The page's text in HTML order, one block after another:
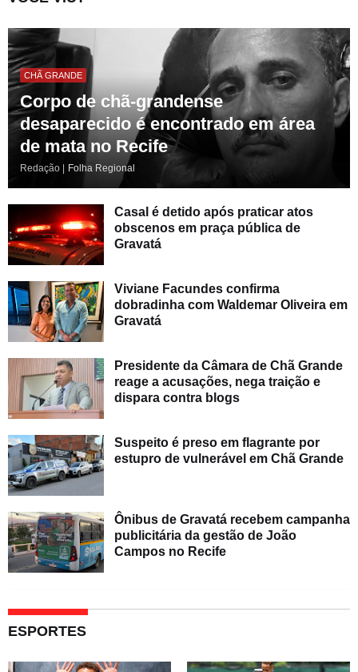
CHÃ GRANDE
Corpo de chã-grandense
desaparecido é encontrado em área
de mata no Recife
Redação | Folha Regional
Casal é detido após praticar atos
obscenos em praça pública de
Gravatá
Viviane Facundes confirma
dobradinha com Waldemar Oliveira em
Gravatá
Presidente da Câmara de Chã Grande
reage a acusações, nega traição e
dispara contra blogs
Suspeito é preso em flagrante por
estupro de vulnerável em Chã Grande
Ônibus de Gravatá recebem campanha
publicitária da gestão de João
Campos no Recife
ESPORTES